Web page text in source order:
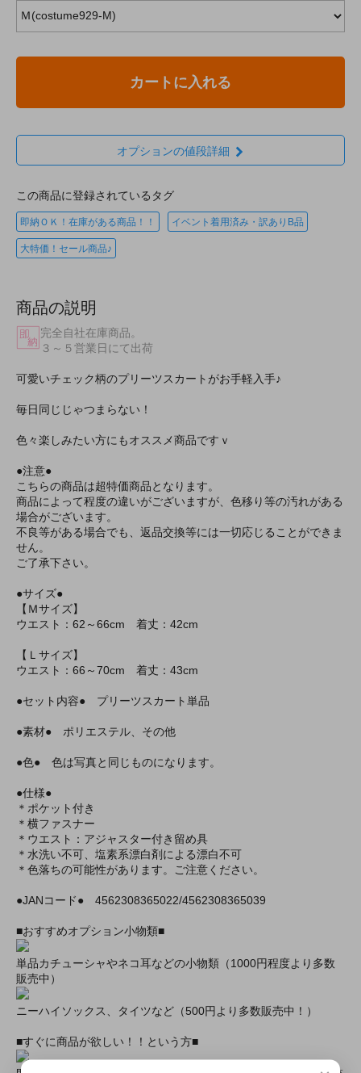
カートに入れる
オプションの値段詳細
この商品に登録されているタグ
即納ＯＫ！在庫がある商品！！ イベント着用済み・訳ありB品
大特価！セール商品♪
商品の説明
完全自社在庫商品。
３～５営業日にて出荷
可愛いチェック柄のプリーツスカートがお手軽入手♪
毎日同じじゃつまらない！
色々楽しみたい方にもオススメ商品ですｖ
●注意●
こちらの商品は超特価商品となります。
商品によって程度の違いがございますが、色移り等の汚れがある
場合がございます。
不良等がある場合でも、返品交換等には一切応じることができま
せん。
ご了承下さい。
●サイズ●
【Ｍサイズ】
ウエスト：62～66cm 着丈：42cm
【Ｌサイズ】
ウエスト：66～70cm 着丈：43cm
●セット内容● プリーツスカート単品
●素材● ポリエステル、その他
●色● 色は写真と同じものになります。
●仕様●
＊ポケット付き
＊横ファスナー
＊ウエスト：アジャスター付き留め具
＊水洗い不可、塩素系漂白剤による漂白不可
＊色落ちの可能性があります。ご注意ください。
●JANコード● 4562308365022/4562308365039
■おすすめオプション小物類■
単品カチューシャやネコ耳などの小物類（1000円程度より多数
販売中）
ニーハイソックス、タイツなど（500円より多数販売中！）
■すぐに商品が欲しい！！という方■